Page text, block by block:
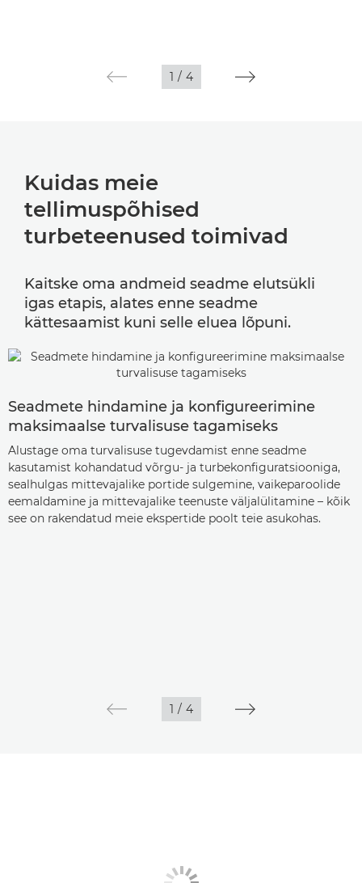
1 / 4
Kuidas meie
tellimuspõhised
turbeteenused toimivad
Kaitske oma andmeid seadme elutsükli
igas etapis, alates enne seadme
kättesaamist kuni selle eluea lõpuni.
Seadmete hindamine ja konfigureerimine
maksimaalse turvalisuse tagamiseks
Alustage oma turvalisuse tugevdamist enne seadme
kasutamist kohandatud võrgu- ja turbekonfiguratsiooniga,
sealhulgas mittevajalike portide sulgemine, vaikeparoolide
eemaldamine ja mittevajalike teenuste väljalülitamine – kõik
see on rakendatud meie ekspertide poolt teie asukohas.
1 / 4